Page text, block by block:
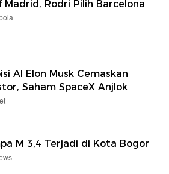
Madrid, Rodri Pilih Barcelona
AI Elon Musk Cemaskan
Saham SpaceX Anjlok
M 3,4 Terjadi di Kota Bogor